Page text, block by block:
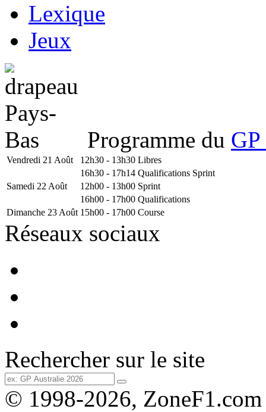
Lexique
Jeux
Programme du
Vendredi 21 Août 12h30 - 13h30 Libres
16h30 - 17h14 Qualifications Sprint
Samedi 22 Août
12h00 - 13h00 Sprint
16h00 - 17h00 Qualifications
Dimanche 23 Août 15h00 - 17h00 Course
Réseaux sociaux
Rechercher sur le site
© 1998-2026, ZoneF1.com